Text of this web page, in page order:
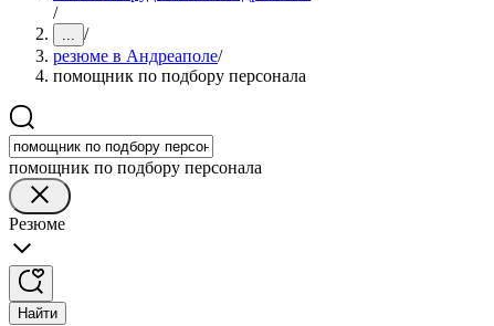
/
... /
резюме в Андреаполе/
помощник по подбору персонала
помощник по подбору персонала
Резюме
Найти